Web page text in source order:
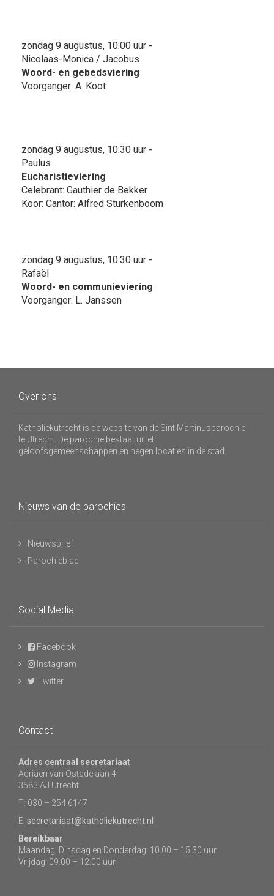
zondag 9 augustus, 10:00 uur -
Nicolaas-Monica / Jacobus
Woord- en gebedsviering
Voorganger: A. Koot
zondag 9 augustus, 10:30 uur -
Paulus
Eucharistieviering
Celebrant: Gauthier de Bekker
Koor: Cantor: Alfred Sturkenboom
zondag 9 augustus, 10:30 uur -
Rafaël
Woord- en communieviering
Voorganger: L. Janssen
Over ons
Katholiekutrecht is de website van de Sint Martinusparochie
te Utrecht. De parochie bestaat uit elf
geloofsgemeenschappen en negen locaties in de stad.
Nieuws van de parochies
Nieuwsbrief
Parochieblad
Social Media
Facebook
Instagram
Twitter
Contact
Adres centraal secretariaat
Adriaen van Ostadelaan 4
3583 AJ Utrecht
T: 030 – 254 6147
E: secretariaat@katholiekutrecht.nl
Bereikbaar
Maandag, Dinsdag en Donderdag: 10.00 – 15.30 uur
Vrijdag: 09.00 – 12.00 uur